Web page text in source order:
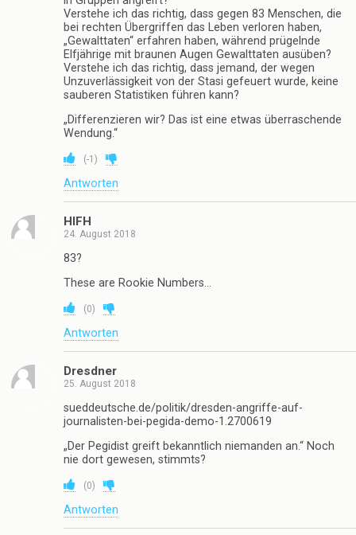
Verstehe ich das richtig, dass gegen 83 Menschen, die
bei rechten Übergriffen das Leben verloren haben,
„Gewalttaten“ erfahren haben, während prügelnde
Elfjährige mit braunen Augen Gewalttaten ausüben?
Verstehe ich das richtig, dass jemand, der wegen
Unzuverlässigkeit von der Stasi gefeuert wurde, keine
sauberen Statistiken führen kann?
„Differenzieren wir? Das ist eine etwas überraschende
Wendung.“
(-1 )
Antworten
HIFH
24. August 2018
83?
These are Rookie Numbers…
(0)
Antworten
Dresdner
25. August 2018
sueddeutsche.de/politik/dresden-angriffe-auf-
journalisten-bei-pegida-demo-1.2700619
„Der Pegidist greift bekanntlich niemanden an.“ Noch
nie dort gewesen, stimmts?
(0)
Antworten